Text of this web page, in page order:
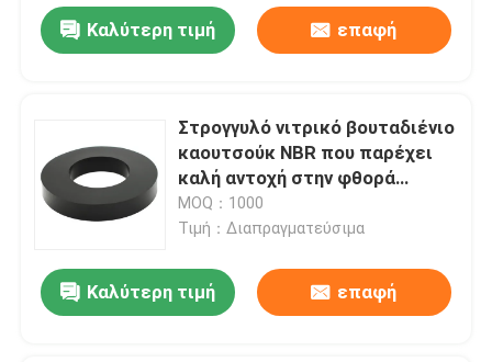
Καλύτερη τιμή επαφή
Στρογγυλό νιτρικό βουταδιένιο
καουτσούκ NBR που παρέχει
καλή αντοχή στην φθορά
Κατάλληλο για σφραγίδες
ανθεκτικές στο καύσιμο και
MOQ：1000
Τιμή：Διαπραγματεύσιμα
Καλύτερη τιμή επαφή